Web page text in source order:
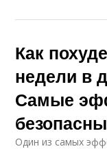
Как
недели в
Самые
Один из самых